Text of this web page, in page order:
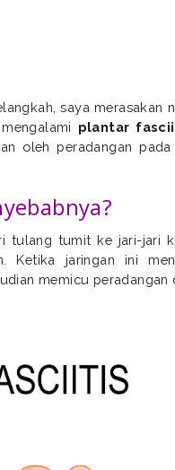
saya merasakan
plantar
oleh peradangan
tulang tumit ke jari-jari
Ketika jaringan ini
memicu peradangan